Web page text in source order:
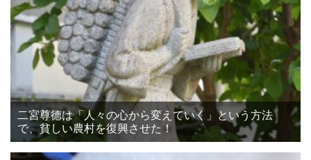
二宮尊德は「人々の心から変えていく」という方法
で、貧しい農村を復興させた！